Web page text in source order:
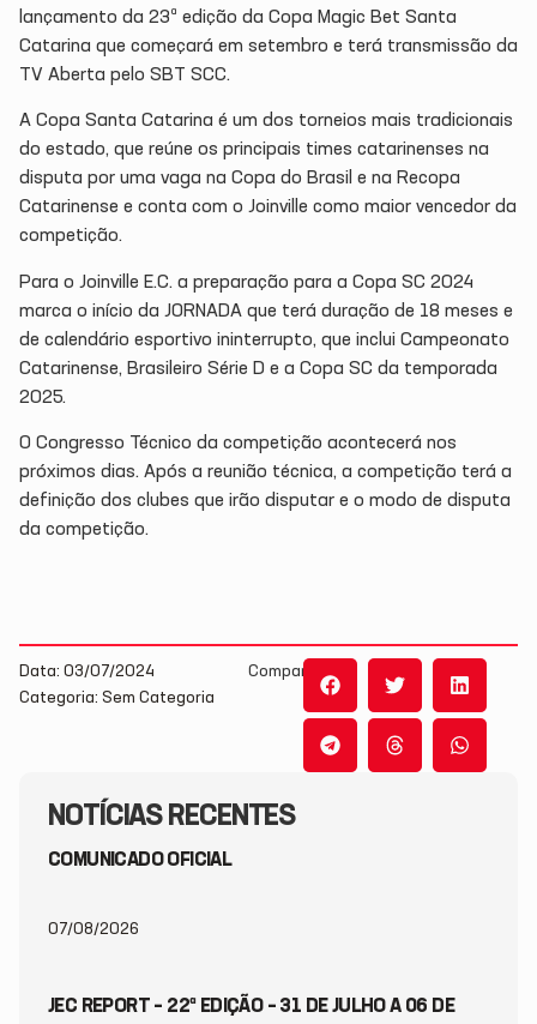
NOTÍCIAS RECENTES
COMUNICADO OFICIAL
07/08/2026
JEC REPORT – 22ª EDIÇÃO – 31 DE JULHO A 06 DE
lançamento da 23ª edição da Copa Magic Bet Santa
Catarina que começará em setembro e terá transmissão da
TV Aberta pelo SBT SCC.
A Copa Santa Catarina é um dos torneios mais tradicionais
do estado, que reúne os principais times catarinenses na
disputa por uma vaga na Copa do Brasil e na Recopa
Catarinense e conta com o Joinville como maior vencedor da
competição.
Para o Joinville E.C. a preparação para a Copa SC 2024
marca o início da JORNADA que terá duração de 18 meses e
de calendário esportivo ininterrupto, que inclui Campeonato
Catarinense, Brasileiro Série D e a Copa SC da temporada
2025.
O Congresso Técnico da competição acontecerá nos
próximos dias. Após a reunião técnica, a competição terá a
definição dos clubes que irão disputar e o modo de disputa
da competição.
Data: 03/07/2024
Categoria: Sem Categoria
Compartilhe: